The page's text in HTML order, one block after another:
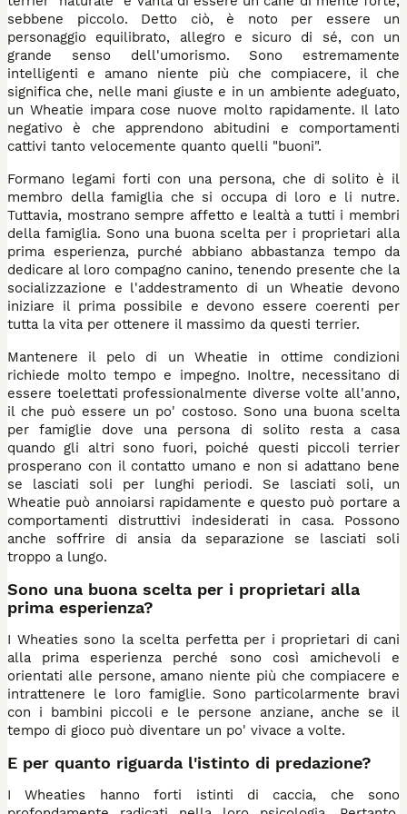
sebbene piccolo. Detto ciò, è noto per essere un
personaggio equilibrato, allegro e sicuro di sé, con un
grande senso dell'umorismo. Sono estremamente
intelligenti e amano niente più che compiacere, il che
significa che, nelle mani giuste e in un ambiente adeguato,
un Wheatie impara cose nuove molto rapidamente. Il lato
negativo è che apprendono abitudini e comportamenti
cattivi tanto velocemente quanto quelli "buoni".
Formano legami forti con una persona, che di solito è il
membro della famiglia che si occupa di loro e li nutre.
Tuttavia, mostrano sempre affetto e lealtà a tutti i membri
della famiglia. Sono una buona scelta per i proprietari alla
prima esperienza, purché abbiano abbastanza tempo da
dedicare al loro compagno canino, tenendo presente che la
socializzazione e l'addestramento di un Wheatie devono
iniziare il prima possibile e devono essere coerenti per
tutta la vita per ottenere il massimo da questi terrier.
Mantenere il pelo di un Wheatie in ottime condizioni
richiede molto tempo e impegno. Inoltre, necessitano di
essere toelettati professionalmente diverse volte all'anno,
il che può essere un po' costoso. Sono una buona scelta
per famiglie dove una persona di solito resta a casa
quando gli altri sono fuori, poiché questi piccoli terrier
prosperano con il contatto umano e non si adattano bene
se lasciati soli per lunghi periodi. Se lasciati soli, un
Wheatie può annoiarsi rapidamente e questo può portare a
comportamenti distruttivi indesiderati in casa. Possono
anche soffrire di ansia da separazione se lasciati soli
troppo a lungo.
Sono una buona scelta per i proprietari alla
prima esperienza?
I Wheaties sono la scelta perfetta per i proprietari di cani
alla prima esperienza perché sono così amichevoli e
orientati alle persone, amano niente più che compiacere e
intrattenere le loro famiglie. Sono particolarmente bravi
con i bambini piccoli e le persone anziane, anche se il
tempo di gioco può diventare un po' vivace a volte.
E per quanto riguarda l'istinto di predazione?
I Wheaties hanno forti istinti di caccia, che sono